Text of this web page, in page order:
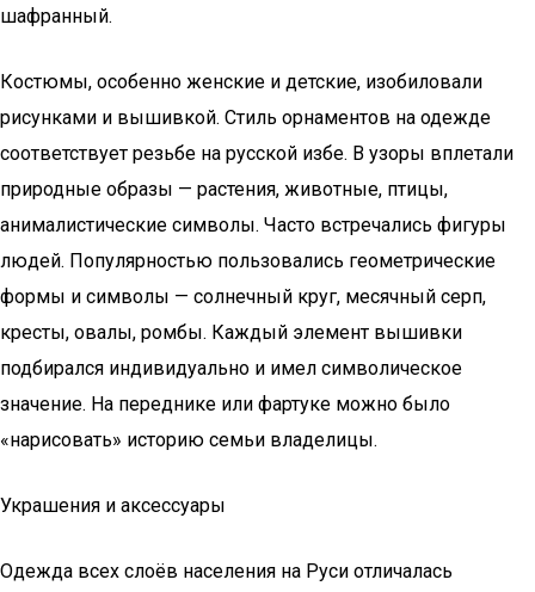
шафранный.
Костюмы, особенно женские и детские, изобиловали
рисунками и вышивкой. Стиль орнаментов на одежде
соответствует резьбе на русской избе. В узоры вплетали
природные образы — растения, животные, птицы,
анималистические символы. Часто встречались фигуры
людей. Популярностью пользовались геометрические
формы и символы — солнечный круг, месячный серп,
кресты, овалы, ромбы. Каждый элемент вышивки
подбирался индивидуально и имел символическое
значение. На переднике или фартуке можно было
«нарисовать» историю семьи владелицы.
Украшения и аксессуары
Одежда всех слоёв населения на Руси отличалась